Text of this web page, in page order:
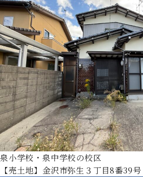
泉小学校・泉中学校の校区
【売土地】金沢市弥生３丁目8番39号